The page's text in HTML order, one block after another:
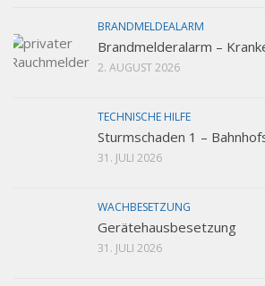
BRANDMELDEALARM
Brandmelderalarm –
2. AUGUST 2026
TECHNISCHE HILFE
Sturmschaden 1 –
31. JULI 2026
WACHBESETZUNG
Gerätehausbesetzung
31. JULI 2026